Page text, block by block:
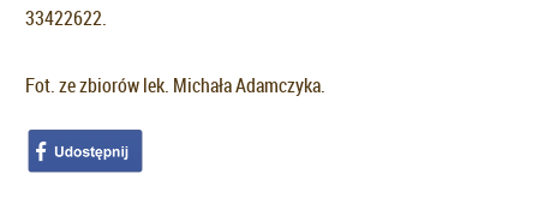
33422622.
Fot. ze zbiorów lek. Michała Adamczyka.